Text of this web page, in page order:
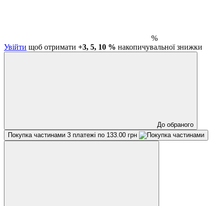
%
Увійти щоб отримати +3, 5, 10 % накопичувальної знижки
До обраного
Покупка частинами 3 платежі по 133.00 грн